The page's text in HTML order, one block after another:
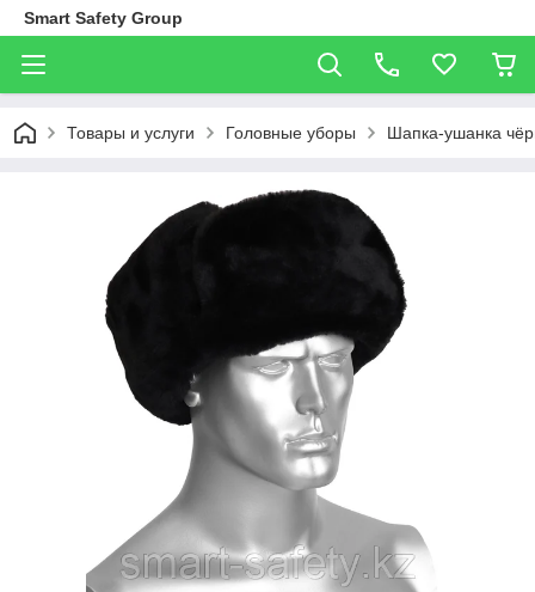
Smart Safety Group
Товары и услуги Головные уборы Шапка-ушанка